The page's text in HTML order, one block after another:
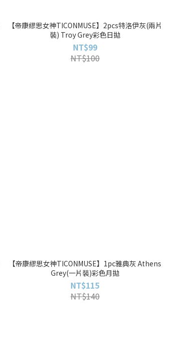
【帝康繆思女神TICONMUSE】2pcs特洛伊灰(兩片
裝) Troy Grey彩色日拋
NT$99
NT$100
【帝康繆思女神TICONMUSE】1pc雅典灰 Athens
Grey(一片裝)彩色月拋
NT$115
NT$140